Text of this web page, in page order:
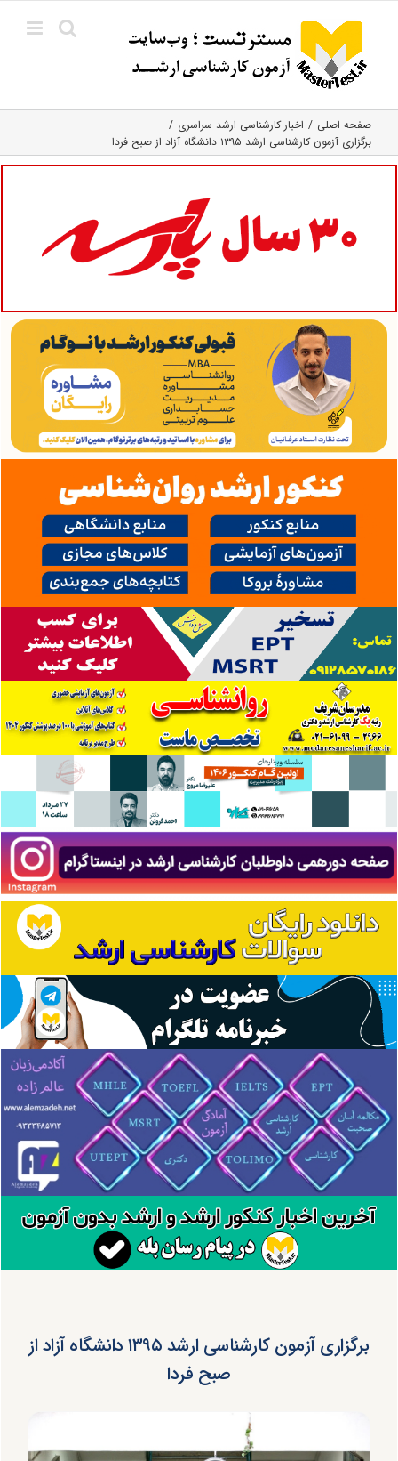
content
صفحه اصلی
اخبار کارشناسی ارشد سراسری
برگزاری آزمون کارشناسی ارشد ۱۳۹۵ دانشگاه آزاد از صبح فردا
برگزاری آزمون کارشناسی ارشد ۱۳۹۵ دانشگاه آزاد از
صبح فردا